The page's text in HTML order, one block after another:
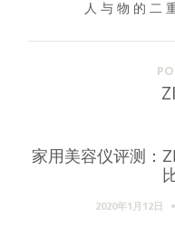
人 与 物 的 二
家用美容仪评测：
2020年1月12日